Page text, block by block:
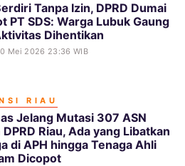
Tanpa Izin, DPRD Dumai
PT SDS: Warga Lubuk Gaung
Dihentikan
Mei 2026 23:36 WIB
RIAU
Jelang Mutasi 307 ASN
Riau, Ada yang Libatkan
di APH hingga Tenaga Ahli
Dicopot